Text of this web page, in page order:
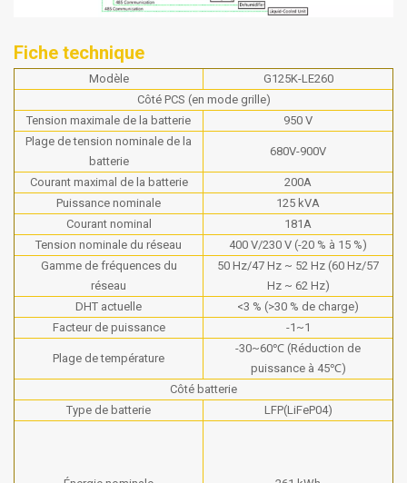
Fiche technique
Modèle
G125K-LE260
Côté PCS (en mode grille)
Tension maximale de la batterie
950 V
Plage de tension nominale de la
batterie
680V-900V
Courant maximal de la batterie
200A
Puissance nominale
125 kVA
Courant nominal
181A
Tension nominale du réseau
400 V/230 V (-20 % à 15 %)
Gamme de fréquences du
réseau
50 Hz/47 Hz ~ 52 Hz (60 Hz/57
Hz ~ 62 Hz)
DHT actuelle
<3 % (>30 % de charge)
Facteur de puissance
-1~1
Plage de température
-30~60℃ (Réduction de
puissance à 45℃)
Côté batterie
Type de batterie
LFP(LiFeP04)